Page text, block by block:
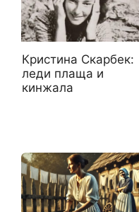
Кристина Скарбек:
леди плаща и
кинжала